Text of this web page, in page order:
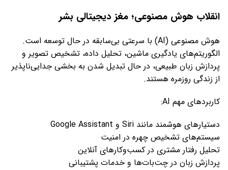
انقلاب هوش مصنوعی؛ مغز دیجیتالی بشر
هوش مصنوعی (AI) با سرعتی بی‌سابقه در حال توسعه است.
الگوریتم‌های یادگیری ماشین، تحلیل داده، تشخیص تصویر و
پردازش زبان طبیعی، در حال تبدیل شدن به بخشی جدایی‌ناپذیر
از زندگی روزمره هستند.
کاربردهای مهم AI:
دستیارهای هوشمند مانند Siri و Google Assistant
سیستم‌های تشخیص چهره در امنیت
تحلیل رفتار مشتری در کسب‌وکارهای آنلاین
پردازش زبان در چت‌بات‌ها و خدمات پشتیبانی